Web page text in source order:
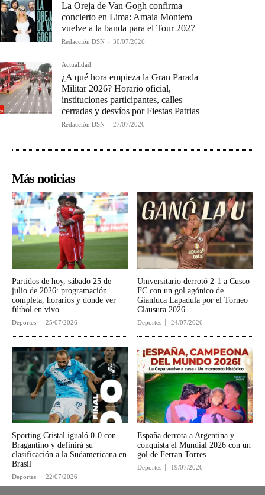
La Oreja de Van Gogh confirma
concierto en Lima: Amaia Montero
vuelve a la banda para el Tour 2027
Redacción DSN - 30/07/2026
Actualidad
¿A qué hora empieza la Gran Parada
Militar 2026? Horario oficial,
instituciones participantes, calles
cerradas y desvíos por Fiestas Patrias
Redacción DSN - 27/07/2026
Más noticias
Partidos de hoy, sábado 25 de
julio de 2026: programación
completa, horarios y dónde ver
fútbol en vivo
Deportes 25/07/2026
Universitario derrotó 2-1 a Cusco
FC con un gol agónico de
Gianluca Lapadula por el Torneo
Clausura 2026
Deportes 24/07/2026
Sporting Cristal igualó 0-0 con
Bragantino y definirá su
clasificación a la Sudamericana en
Brasil
Deportes 22/07/2026
España derrota a Argentina y
conquista el Mundial 2026 con un
gol de Ferran Torres
Deportes 19/07/2026